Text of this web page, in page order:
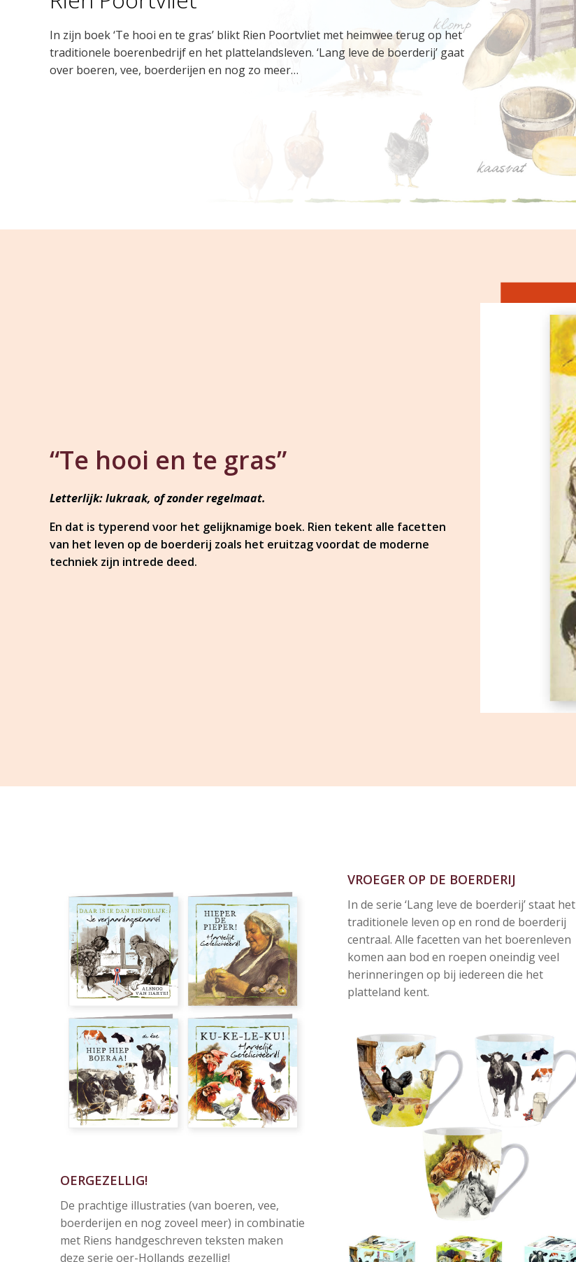
In zijn boek ‘Te hooi en te gras’ blikt Rien Poortvliet met heimwee terug op het
traditionele boerenbedrijf en het plattelandsleven. ‘Lang leve de boerderij’ gaat
over boeren, vee, boerderijen en nog zo meer…
“Te hooi en te gras”
Letterlijk: lukraak, of zonder regelmaat.
En dat is typerend voor het gelijknamige boek. Rien tekent alle facetten
van het leven op de boerderij zoals het eruitzag voordat de moderne
techniek zijn intrede deed.
OERGEZELLIG!
De prachtige illustraties (van boeren, vee,
boerderijen en nog zoveel meer) in combinatie
met Riens handgeschreven teksten maken
deze serie oer-Hollands gezellig!
VROEGER OP DE BOERDERIJ
In de serie ‘Lang leve de boerderij’ staat het
traditionele leven op en rond de boerderij
centraal. Alle facetten van het boerenleven
komen aan bod en roepen oneindig veel
herinneringen op bij iedereen die het
platteland kent.